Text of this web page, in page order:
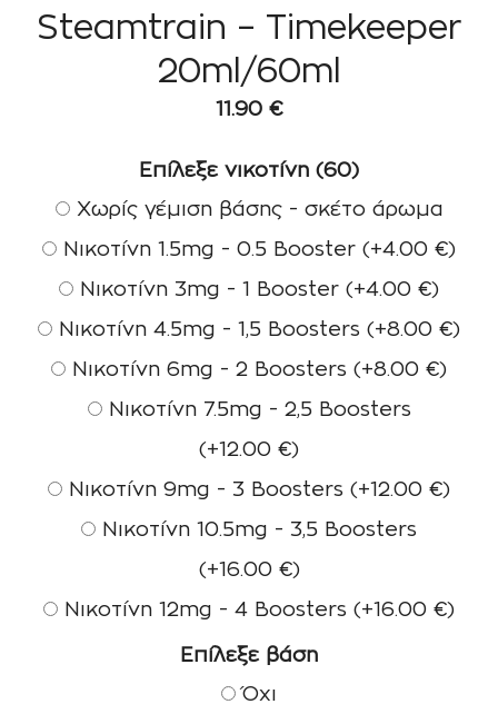
Steamtrain – Timekeeper
20ml/60ml
11.90 €
Επίλεξε νικοτίνη (60)
Χωρίς γέμιση βάσης - σκέτο άρωμα
Νικοτίνη 1.5mg - 0.5 Booster (+4.00 €)
Νικοτίνη 3mg - 1 Booster (+4.00 €)
Νικοτίνη 4.5mg - 1,5 Boosters (+8.00 €)
Νικοτίνη 6mg - 2 Boosters (+8.00 €)
Νικοτίνη 7.5mg - 2,5 Boosters
(+12.00 €)
Νικοτίνη 9mg - 3 Boosters (+12.00 €)
Νικοτίνη 10.5mg - 3,5 Boosters
(+16.00 €)
Νικοτίνη 12mg - 4 Boosters (+16.00 €)
Επίλεξε βάση
Όχι